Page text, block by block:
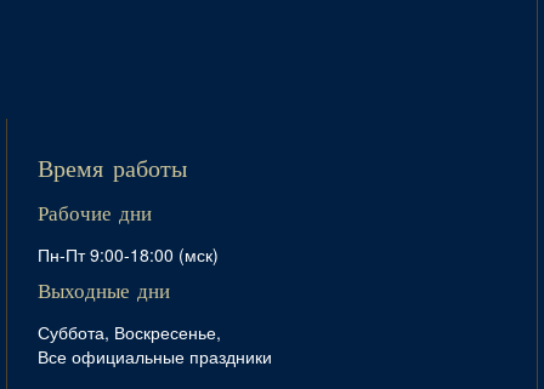
Время работы
Рабочие дни
Пн-Пт 9:00-18:00 (мск)
Выходные дни
Суббота, Воскресенье,
Все официальные праздники